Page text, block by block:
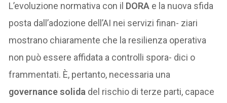
L’evoluzione normativa con il DORA e la nuova sfida
posta dall’adozione dell’AI nei servizi finan- ziari
mostrano chiaramente che la resilienza operativa
non può essere affidata a controlli spora- dici o
frammentati. È, pertanto, necessaria una
governance solida del rischio di terze parti, capace